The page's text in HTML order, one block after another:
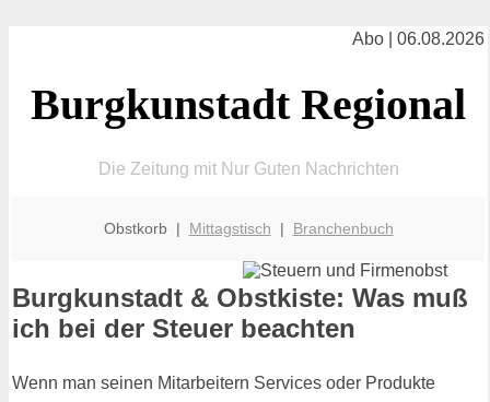
Abo | 06.08.2026
Burgkunstadt Regional
Die Zeitung mit Nur Guten Nachrichten
Obstkorb | Mittagstisch | Branchenbuch
Burgkunstadt & Obstkiste: Was muß
ich bei der Steuer beachten
Wenn man seinen Mitarbeitern Services oder Produkte